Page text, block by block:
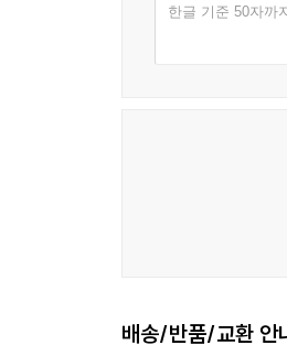
한글 기준 50자까
배송/반품/교환 안